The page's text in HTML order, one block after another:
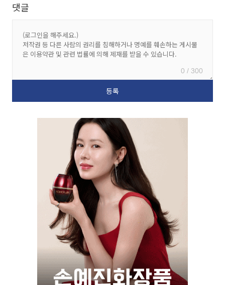
댓글
0 / 300